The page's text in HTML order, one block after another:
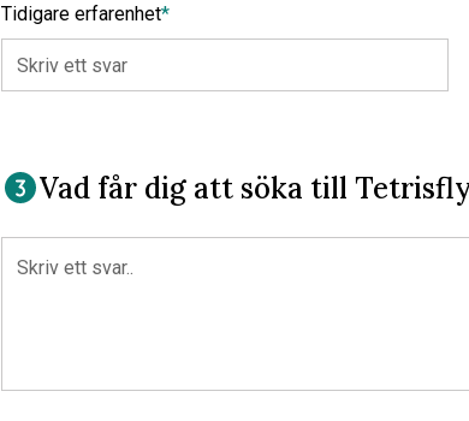
Tidigare erfarenhet*
Vad får dig att söka till